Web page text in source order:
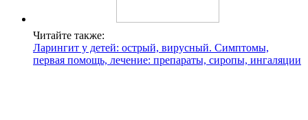
Читайте также:
Ларингит у детей: острый, вирусный. Симптомы,
первая помощь, лечение: препараты, сиропы, ингаляции